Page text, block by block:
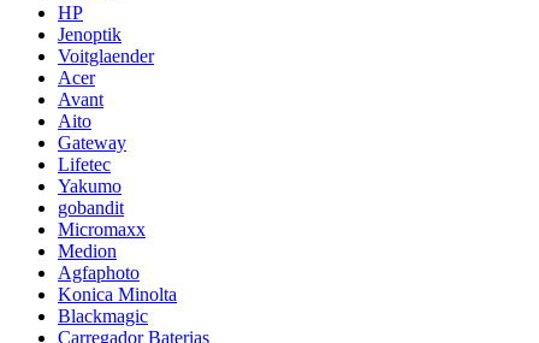
HP
Jenoptik
Voitglaender
Acer
Avant
Aito
Gateway
Lifetec
Yakumo
gobandit
Micromaxx
Medion
Agfaphoto
Konica Minolta
Blackmagic
Carregador Baterias